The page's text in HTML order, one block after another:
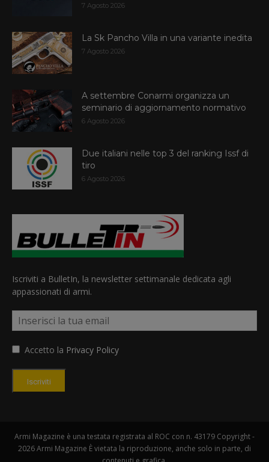
7 Agosto 2026
La Sk Pancho Villa in una variante inedita
7 Agosto 2026
A settembre Conarmi organizza un
seminario di aggiornamento normativo
6 Agosto 2026
Due italiani nelle top 3 del ranking Issf di
tiro
6 Agosto 2026
Iscriviti a BulletIn, la newsletter settimanale dedicata agli
appassionati di armi.
Accetto la Privacy Policy
Iscriviti
Armi Magazine è una testata registrata al ROC con n. 43179 Copyright -
2026 Armi Magazine È vietata la riproduzione, anche solo in parte, di